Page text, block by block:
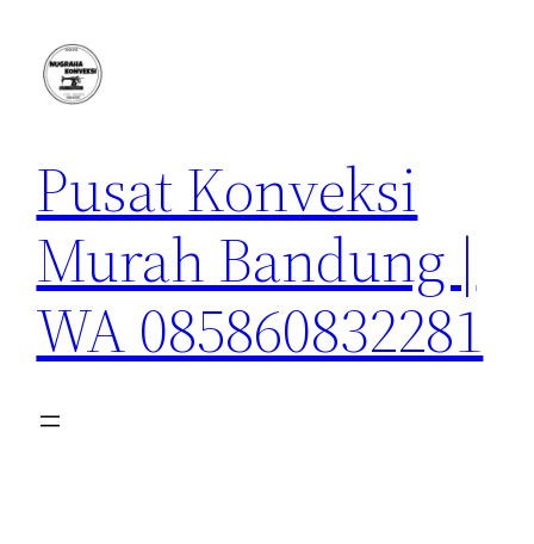
konten
Pusat Konveksi
Murah Bandung |
WA 085860832281